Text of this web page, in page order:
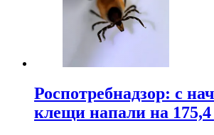
Роспотребнадзор: с
клещи напали на 175,4